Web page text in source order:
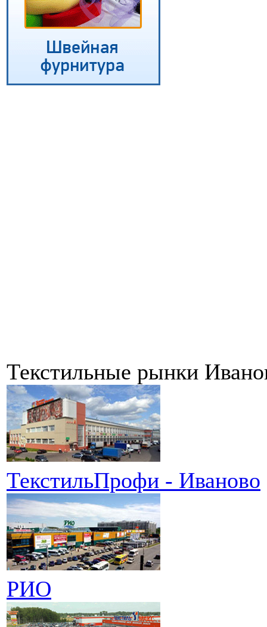
Текстильные рынки
ТекстильПрофи - Иваново
РИО